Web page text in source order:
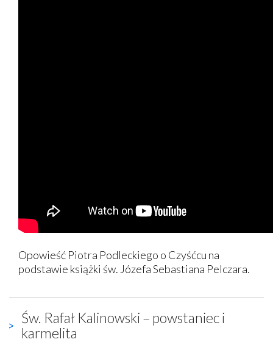
Opowieść Piotra Podleckiego o Czyśćcu na
podstawie książki św. Józefa Sebastiana Pelczara.
Św. Rafał Kalinowski – powstaniec i
karmelita